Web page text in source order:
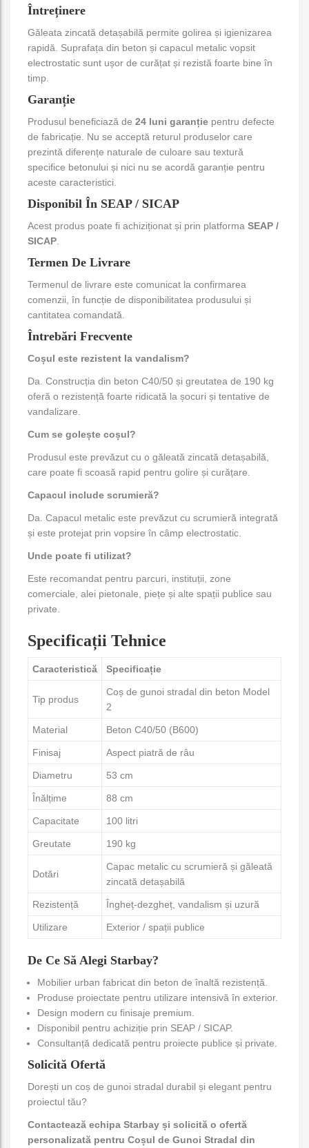
Întreținere
Găleata zincată detașabilă permite golirea și igienizarea
rapidă. Suprafața din beton și capacul metalic vopsit
electrostatic sunt ușor de curățat și rezistă foarte bine în
timp.
Garanție
Produsul beneficiază de 24 luni garanție pentru defecte
de fabricație. Nu se acceptă returul produselor care
prezintă diferențe naturale de culoare sau textură
specifice betonului și nici nu se acordă garanție pentru
aceste caracteristici.
Disponibil În SEAP / SICAP
Acest produs poate fi achiziționat și prin platforma SEAP /
SICAP
Termen De Livrare
Termenul de livrare este comunicat la confirmarea
comenzii, în funcție de disponibilitatea produsului și
cantitatea comandată.
Întrebări Frecvente
Coșul este rezistent la vandalism?
Da. Construcția din beton C40/50 și greutatea de 190 kg
oferă o rezistență foarte ridicată la șocuri și tentative de
vandalizare.
Cum se golește coșul?
Produsul este prevăzut cu o găleată zincată detașabilă,
care poate fi scoasă rapid pentru golire și curățare.
Capacul include scrumieră?
Da. Capacul metalic este prevăzut cu scrumieră integrată
și este protejat prin vopsire în câmp electrostatic.
Unde poate fi utilizat?
Este recomandat pentru parcuri, instituții, zone
comerciale, alei pietonale, piețe și alte spații publice sau
private.
Specificații Tehnice
Caracteristică Specificație
Tip produs
Coș de gunoi stradal din beton Model
2
Material Beton C40/50 (B600)
Finisaj Aspect piatră de râu
Diametru 53 cm
Înălțime 88 cm
Capacitate 100 litri
Greutate 190 kg
Dotări
Capac metalic cu scrumieră și găleată
zincată detașabilă
Rezistență Îngheț-dezgheț, vandalism și uzură
Utilizare Exterior / spații publice
De Ce Să Alegi Starbay?
Mobilier urban fabricat din beton de înaltă rezistență.
Produse proiectate pentru utilizare intensivă în exterior.
Design modern cu finisaje premium.
Disponibil pentru achiziție prin SEAP / SICAP.
Consultanță dedicată pentru proiecte publice și private.
Solicită Ofertă
Dorești un coș de gunoi stradal durabil și elegant pentru
proiectul tău?
Contactează echipa Starbay și solicită o ofertă
personalizată pentru Coșul de Gunoi Stradal din